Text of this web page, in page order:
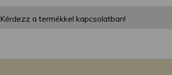
Kérdezz a termékkel kapcsolatban!